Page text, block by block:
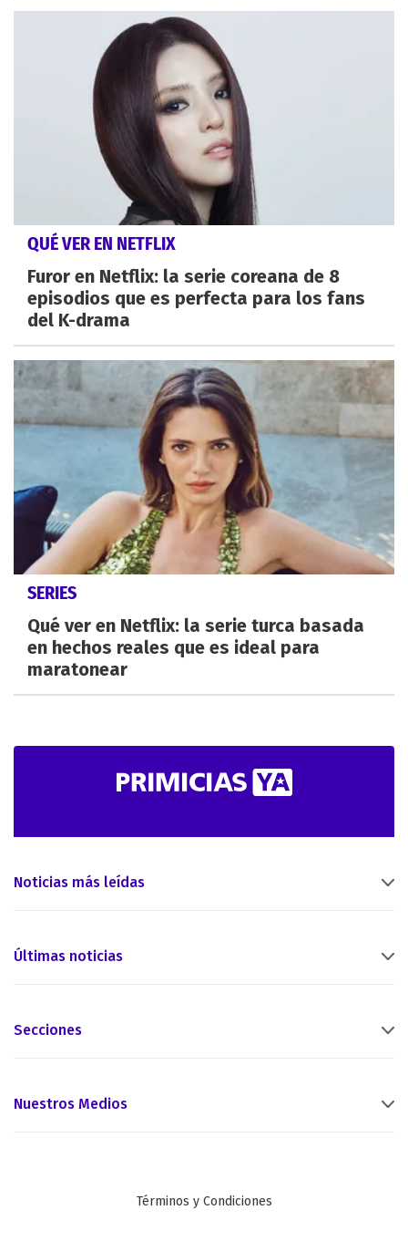
QUÉ VER EN NETFLIX
Furor en Netflix: la serie coreana de 8
episodios que es perfecta para los fans
del K-drama
SERIES
Qué ver en Netflix: la serie turca basada
en hechos reales que es ideal para
maratonear
Noticias más leídas
Últimas noticias
Secciones
Nuestros Medios
Términos y Condiciones